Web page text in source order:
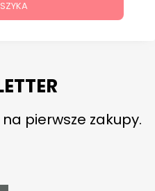
na pierwsze zakupy.